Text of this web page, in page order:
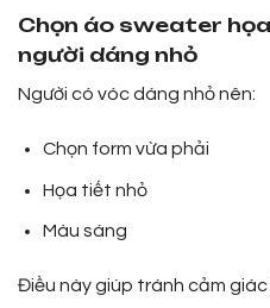
Chọn áo sweater
người dáng nhỏ
Người có vóc dáng nhỏ nên:
Chọn form vừa phải
Họa tiết nhỏ
Màu sáng
Điều này giúp tránh cảm giác